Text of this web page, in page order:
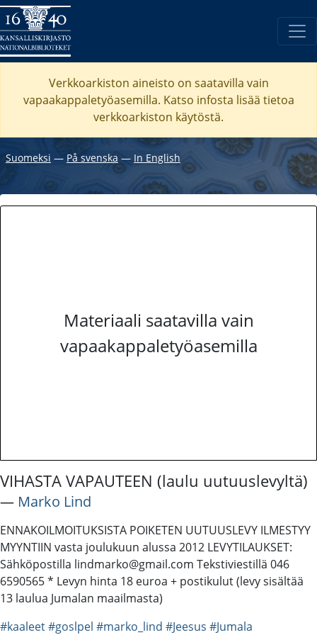
Verkkoarkiston aineisto on saatavilla vain
vapaakappaletyöasemilla. Katso infosta lisää tietoa
verkkoarkiston käytöstä.
Suomeksi ― På svenska ― In English
Materiaali saatavilla vain
vapaakappaletyöasemilla
VIHASTA VAPAUTEEN (laulu uutuuslevyltä)
― Marko Lind
ENNAKOILMOITUKSISTA POIKETEN UUTUUSLEVY ILMESTYY
MYYNTIIN vasta joulukuun alussa 2012 LEVYTILAUKSET:
Sähköpostilla lindmarko@gmail.com Tekstiviestillä 046
6590565 * Levyn hinta 18 euroa + postikulut (levy sisältää
13 laulua Jumalan maailmasta)
#kaaleet#goslpel #marko_lind #Jeesus #Jumala